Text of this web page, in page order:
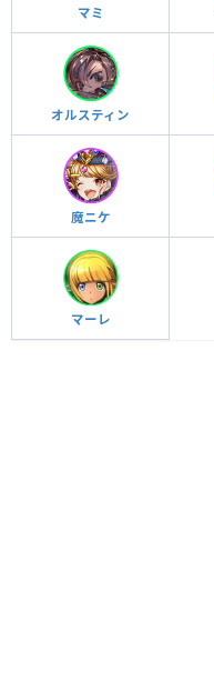
マミ
オルスティン
魔ニケ
マーレ